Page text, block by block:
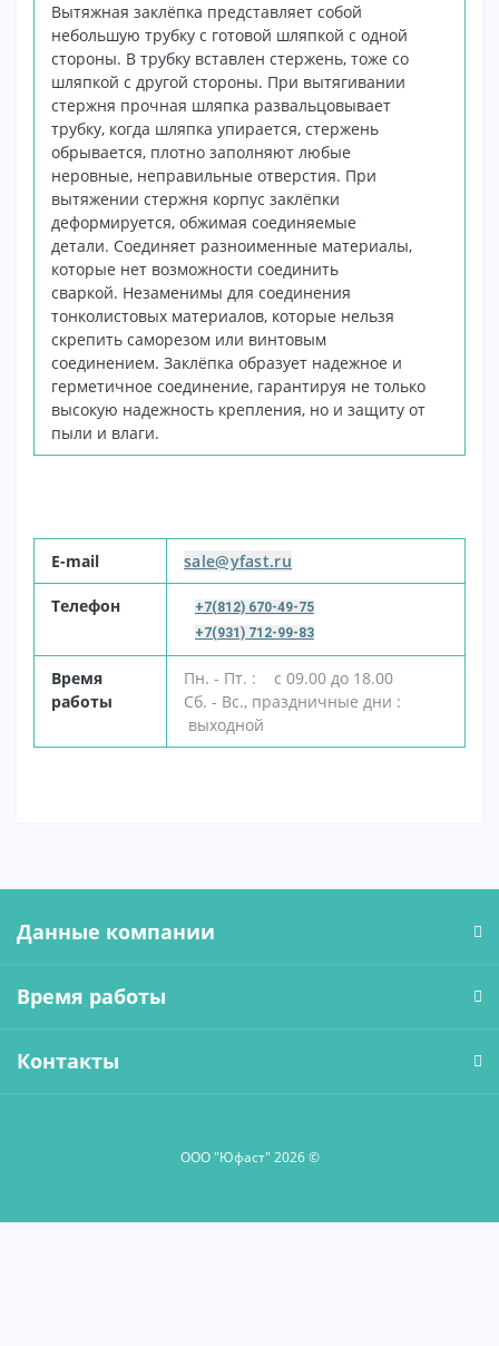
Вытяжная заклёпка представляет собой
небольшую трубку с готовой шляпкой с одной
стороны. В трубку вставлен стержень, тоже со
шляпкой с другой стороны. При вытягивании
стержня прочная шляпка развальцовывает
трубку, когда шляпка упирается, стержень
обрывается, плотно заполняют любые
неровные, неправильные отверстия. При
вытяжении стержня корпус заклёпки
деформируется, обжимая соединяемые
детали. Соединяет разноименные материалы,
которые нет возможности соединить
сваркой. Незаменимы для соединения
тонколистовых материалов, которые нельзя
скрепить саморезом или винтовым
соединением. Заклёпка образует надежное и
герметичное соединение, гарантируя не только
высокую надежность крепления, но и защиту от
пыли и влаги.
E-mail sale@yfast.ru
Телефон
+7(812) 670-49-75
+7(931) 712-99-83
Время
работы
Пн. - Пт. : с 09.00 до 18.00
Сб. - Вс., праздничные дни :
выходной
Данные компании
Время работы
Контакты
ООО "Юфаст" 2026 ©